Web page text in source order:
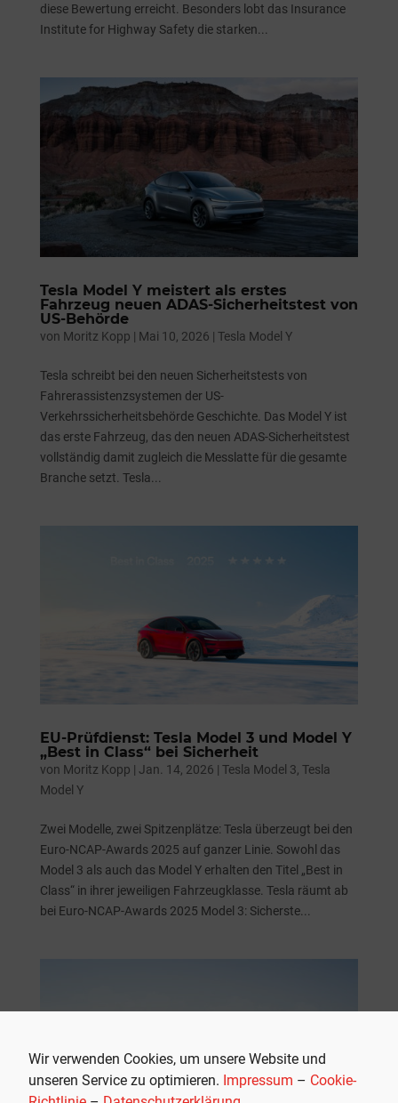
Wir verwenden Cookies, um unsere Website und
unseren Service zu optimieren. Impressum – Cookie-
diese Bewertung erreicht. Besonders lobt das Insurance
Institute for Highway Safety die starken...
Tesla Model Y meistert als erstes
Fahrzeug neuen ADAS-Sicherheitstest von
US-Behörde
von Moritz Kopp | Mai 10, 2026 | Tesla Model Y
Tesla schreibt bei den neuen Sicherheitstests von
Fahrerassistenzsystemen der US-
Verkehrssicherheitsbehörde Geschichte. Das Model Y ist
das erste Fahrzeug, das den neuen ADAS-Sicherheitstest
vollständig damit zugleich die Messlatte für die gesamte
Branche setzt. Tesla...
EU-Prüfdienst: Tesla Model 3 und Model Y
„Best in Class“ bei Sicherheit
von Moritz Kopp | Jan. 14, 2026 | Tesla Model 3 Tesla
Model Y
Zwei Modelle, zwei Spitzenplätze: Tesla überzeugt bei den
Euro-NCAP-Awards 2025 auf ganzer Linie. Sowohl das
Model 3 als auch das Model Y erhalten den Titel „Best in
Class“ in ihrer jeweiligen Fahrzeugklasse. Tesla räumt ab
bei Euro-NCAP-Awards 2025 Model 3: Sicherste...